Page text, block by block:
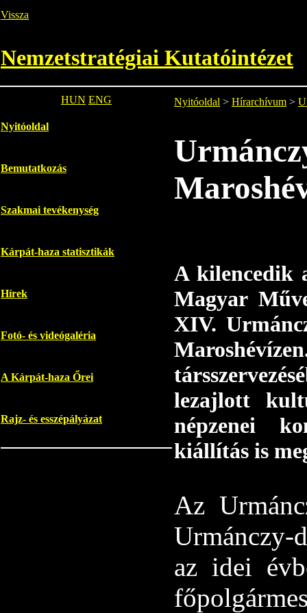
Vissza
Nemzetstratégiai Kutatóintézet
HUN ENG
Nyitóoldal
Bemutatkozás
Szakmai tevékenység
Kárpát-haza statisztikák
Hírek
Fotó- és videógaléria
A Kárpát-haza Őrei
Rajz- és esszépályázat
Nyitóoldal > Hírarchívum >
A kilencedik
Magyar
XIV.
lezajlott
népzenei
kiállítás is
Az
Urmánczy-
az idei